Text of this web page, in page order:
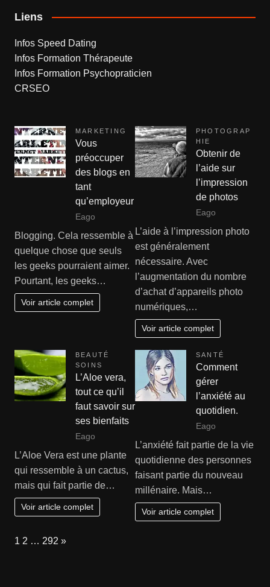
Liens
Infos Speed Dating
Infos Formation Thérapeute
Infos Formation Psychopraticien
CRSEO
MARKETING
Vous
préoccuper
des blogs en
tant
qu’employeur
Eago
Blogging. Cela ressemble à
quelque chose que seuls
les geeks pourraient aimer.
Pourtant, les geeks…
Voir article complet
PHOTOGRAP
HIE
Obtenir de
l’aide sur
l’impression
de photos
Eago
L’aide à l’impression photo
est généralement
nécessaire. Avec
l’augmentation du nombre
d’achat d’appareils photo
numériques,…
Voir article complet
BEAUTÉ
SOINS
L’Aloe vera,
tout ce qu’il
faut savoir sur
ses bienfaits
Eago
L’Aloe Vera est une plante
qui ressemble à un cactus,
mais qui fait partie de…
Voir article complet
SANTÉ
Comment
gérer
l’anxiété au
quotidien.
Eago
L’anxiété fait partie de la vie
quotidienne des personnes
faisant partie du nouveau
millénaire. Mais…
Voir article complet
Page:
1 2 … 292 Next
»